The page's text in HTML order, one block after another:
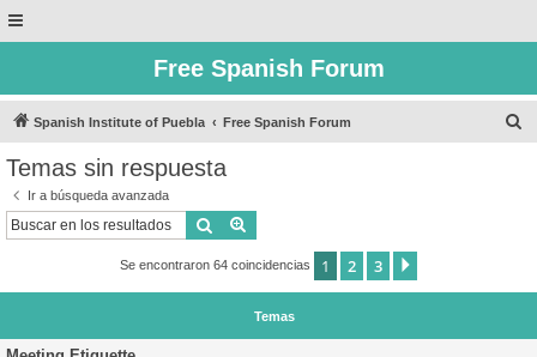
Free Spanish Forum
Spanish Institute of Puebla Free Spanish Forum
Temas sin respuesta
Ir a búsqueda avanzada
Buscar
Se encontraron 64 coincidencias 1 2 3
Temas